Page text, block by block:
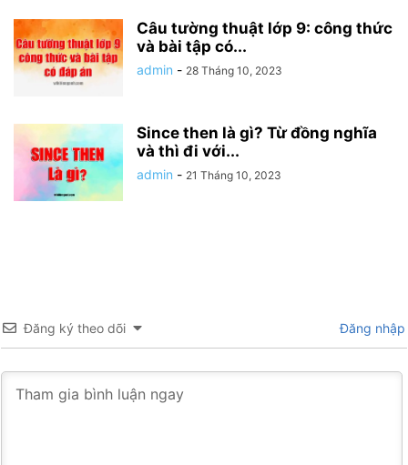
Câu tường thuật lớp 9: công thức
và bài tập có...
admin - 28 Tháng 10, 2023
Since then là gì? Từ đồng nghĩa
và thì đi với...
admin - 21 Tháng 10, 2023
Đăng ký theo dõi Đăng nhập